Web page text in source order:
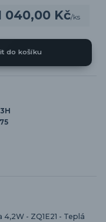
040,00 Kč/ks
do košíku
- ZQ1E21 - Teplá